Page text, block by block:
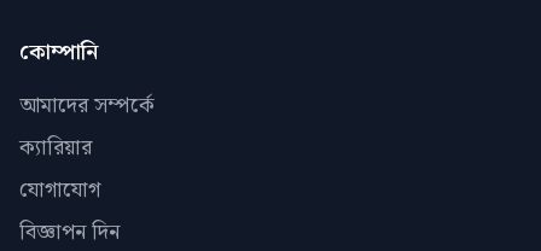
কোম্পানি
আমাদের সম্পর্কে
ক্যারিয়ার
যোগাযোগ
বিজ্ঞাপন দিন